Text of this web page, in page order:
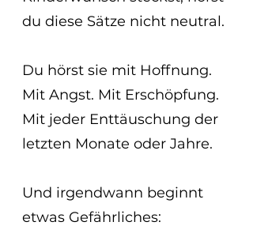
du diese Sätze nicht neutral.
Du hörst sie mit Hoffnung.
Mit Angst. Mit Erschöpfung.
Mit jeder Enttäuschung der
letzten Monate oder Jahre.
Und irgendwann beginnt
etwas Gefährliches: